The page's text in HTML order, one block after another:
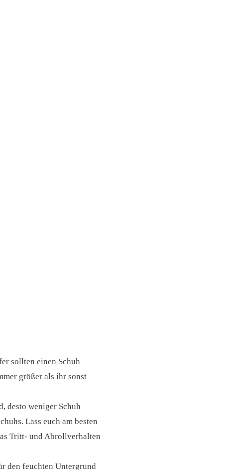
sollten einen Schuh
größer als ihr sonst
desto weniger Schuh
Lass euch am besten
Tritt- und Abrollverhalten
den feuchten Untergrund